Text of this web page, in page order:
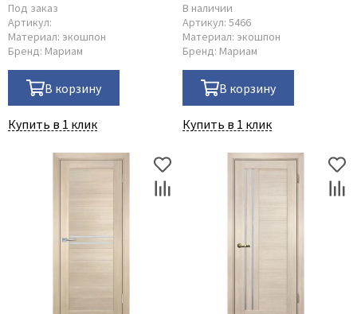
Под заказ
Артикул:
Материал: экошпон
Бренд: Мариам
В корзину
Купить в 1 клик
В наличии
Артикул: 5466
Материал: экошпон
Бренд: Мариам
В корзину
Купить в 1 клик